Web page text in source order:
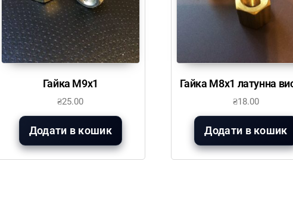
Гайка М9х1
₴25.00
Додати в кошик
Гайка М8х1 латунна
₴18.00
Додати в кошик